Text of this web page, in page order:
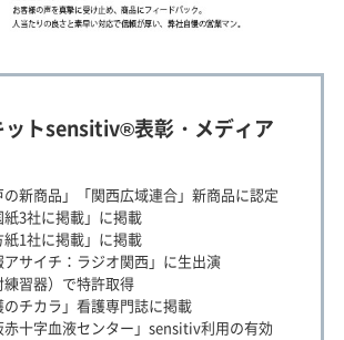
ットsensitiv®表彰・メディア
新商品」「関西広域連合」新商品に認定
3社に掲載」に掲載
1社に掲載」に掲載
サイチ：ラジオ関西」に生出演
習器）で特許取得
チカラ」看護専門誌に掲載
赤十字血液センター」sensitiv利用の有効